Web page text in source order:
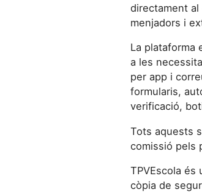
directament al
menjadors i
La plataforma
a les
per app i
formularis,
verificació,
Tots aquests
comissió pels
TPVEscola és
còpia de